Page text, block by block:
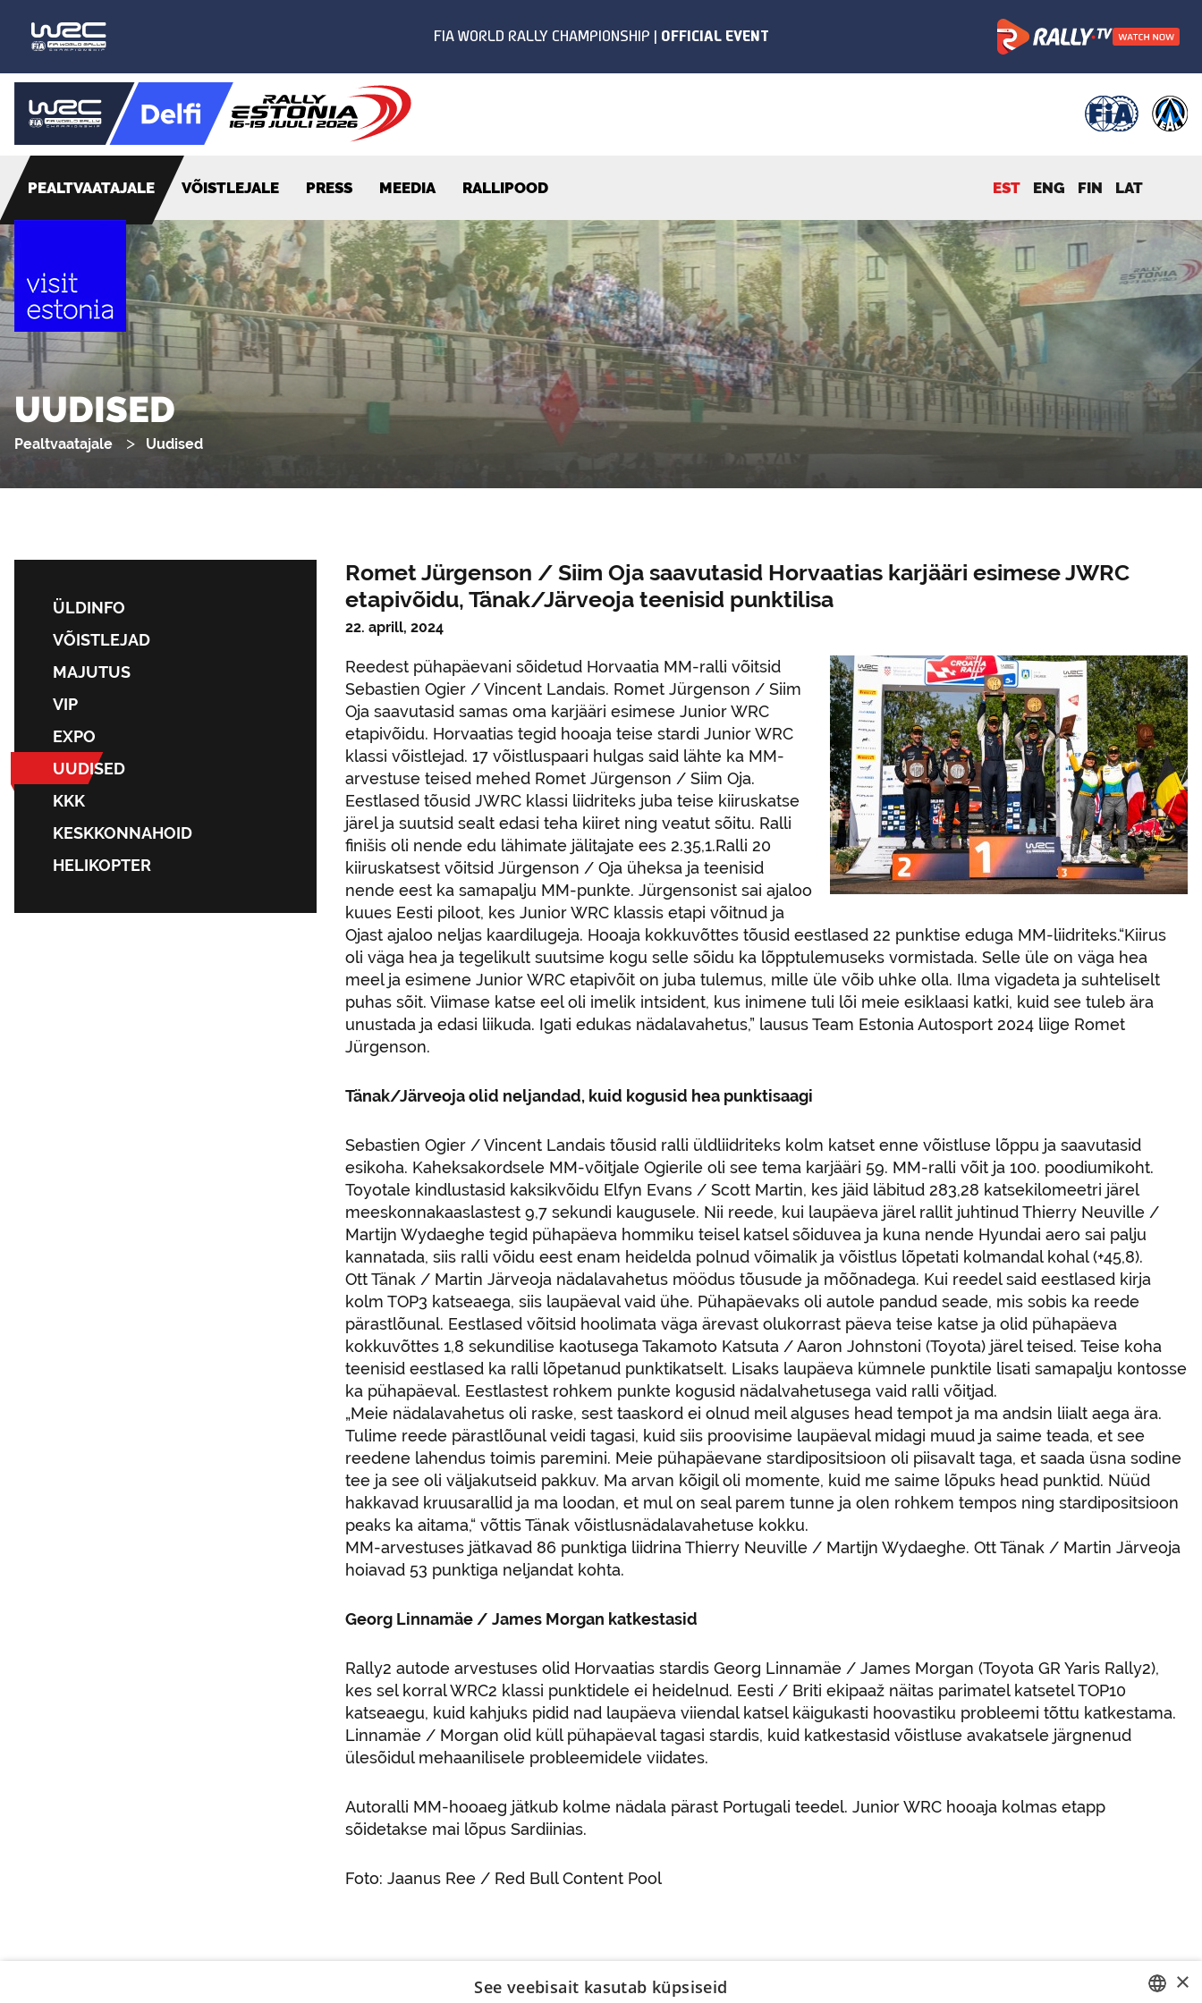
PEALTVAATAJALE VÕISTLEJALE PRESS MEEDIA RALLIPOOD EST ENG FIN LAT
UUDISED
Pealtvaatajale Uudised
ÜLDINFO
VÕISTLEJAD
MAJUTUS
VIP
EXPO
UUDISED
KKK
KESKKONNAHOID
HELIKOPTER
Romet Jürgenson / Siim Oja saavutasid Horvaatias karjääri esimese JWRC
etapivõidu, Tänak/Järveoja teenisid punktilisa
22. aprill, 2024
Reedest pühapäevani sõidetud Horvaatia MM-ralli võitsid
Sebastien Ogier / Vincent Landais. Romet Jürgenson / Siim
Oja saavutasid samas oma karjääri esimese Junior WRC
etapivõidu. Horvaatias tegid hooaja teise stardi Junior WRC
klassi võistlejad. 17 võistluspaari hulgas said lähte ka MM-
arvestuse teised mehed Romet Jürgenson / Siim Oja.
Eestlased tõusid JWRC klassi liidriteks juba teise kiiruskatse
järel ja suutsid sealt edasi teha kiiret ning veatut sõitu. Ralli
finišis oli nende edu lähimate jälitajate ees 2.35,1.Ralli 20
kiiruskatsest võitsid Jürgenson / Oja üheksa ja teenisid
nende eest ka samapalju MM-punkte. Jürgensonist sai ajaloo
kuues Eesti piloot, kes Junior WRC klassis etapi võitnud ja
Ojast ajaloo neljas kaardilugeja. Hooaja kokkuvõttes tõusid eestlased 22 punktise eduga MM-liidriteks.“Kiirus
oli väga hea ja tegelikult suutsime kogu selle sõidu ka lõpptulemuseks vormistada. Selle üle on väga hea
meel ja esimene Junior WRC etapivõit on juba tulemus, mille üle võib uhke olla. Ilma vigadeta ja suhteliselt
puhas sõit. Viimase katse eel oli imelik intsident, kus inimene tuli lõi meie esiklaasi katki, kuid see tuleb ära
unustada ja edasi liikuda. Igati edukas nädalavahetus,” lausus Team Estonia Autosport 2024 liige Romet
Jürgenson.
Tänak/Järveoja olid neljandad, kuid kogusid hea punktisaagi
Sebastien Ogier / Vincent Landais tõusid ralli üldliidriteks kolm katset enne võistluse lõppu ja saavutasid
esikoha. Kaheksakordsele MM-võitjale Ogierile oli see tema karjääri 59. MM-ralli võit ja 100. poodiumikoht.
Toyotale kindlustasid kaksikvõidu Elfyn Evans / Scott Martin, kes jäid läbitud 283,28 katsekilomeetri järel
meeskonnakaaslastest 9,7 sekundi kaugusele. Nii reede, kui laupäeva järel rallit juhtinud Thierry Neuville /
Martijn Wydaeghe tegid pühapäeva hommiku teisel katsel sõiduvea ja kuna nende Hyundai aero sai palju
kannatada, siis ralli võidu eest enam heidelda polnud võimalik ja võistlus lõpetati kolmandal kohal (+45,8).
Ott Tänak / Martin Järveoja nädalavahetus möödus tõusude ja mõõnadega. Kui reedel said eestlased kirja
kolm TOP3 katseaega, siis laupäeval vaid ühe. Pühapäevaks oli autole pandud seade, mis sobis ka reede
pärastlõunal. Eestlased võitsid hoolimata väga ärevast olukorrast päeva teise katse ja olid pühapäeva
kokkuvõttes 1,8 sekundilise kaotusega Takamoto Katsuta / Aaron Johnstoni (Toyota) järel teised. Teise koha
teenisid eestlased ka ralli lõpetanud punktikatselt. Lisaks laupäeva kümnele punktile lisati samapalju kontosse
ka pühapäeval. Eestlastest rohkem punkte kogusid nädalvahetusega vaid ralli võitjad.
„Meie nädalavahetus oli raske, sest taaskord ei olnud meil alguses head tempot ja ma andsin liialt aega ära.
Tulime reede pärastlõunal veidi tagasi, kuid siis proovisime laupäeval midagi muud ja saime teada, et see
reedene lahendus toimis paremini. Meie pühapäevane stardipositsioon oli piisavalt taga, et saada üsna sodine
tee ja see oli väljakutseid pakkuv. Ma arvan kõigil oli momente, kuid me saime lõpuks head punktid. Nüüd
hakkavad kruusarallid ja ma loodan, et mul on seal parem tunne ja olen rohkem tempos ning stardipositsioon
peaks ka aitama,“ võttis Tänak võistlusnädalavahetuse kokku.
MM-arvestuses jätkavad 86 punktiga liidrina Thierry Neuville / Martijn Wydaeghe. Ott Tänak / Martin Järveoja
hoiavad 53 punktiga neljandat kohta.
Georg Linnamäe / James Morgan katkestasid
Rally2 autode arvestuses olid Horvaatias stardis Georg Linnamäe / James Morgan (Toyota GR Yaris Rally2),
kes sel korral WRC2 klassi punktidele ei heidelnud. Eesti / Briti ekipaaž näitas parimatel katsetel TOP10
katseaegu, kuid kahjuks pidid nad laupäeva viiendal katsel käigukasti hoovastiku probleemi tõttu katkestama.
Linnamäe / Morgan olid küll pühapäeval tagasi stardis, kuid katkestasid võistluse avakatsele järgnenud
ülesõidul mehaanilisele probleemidele viidates.
Autoralli MM-hooaeg jätkub kolme nädala pärast Portugali teedel. Junior WRC hooaja kolmas etapp
sõidetakse mai lõpus Sardiinias.
Foto: Jaanus Ree / Red Bull Content Pool
×
See veebisait kasutab küpsiseid